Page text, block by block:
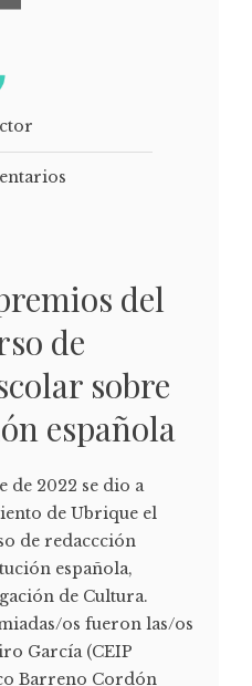
del
de
sobre
española
de 2022 se dio a
de Ubrique el
de redaccción
española,
de Cultura.
os fueron las/os
García (CEIP
Barreno Cordón